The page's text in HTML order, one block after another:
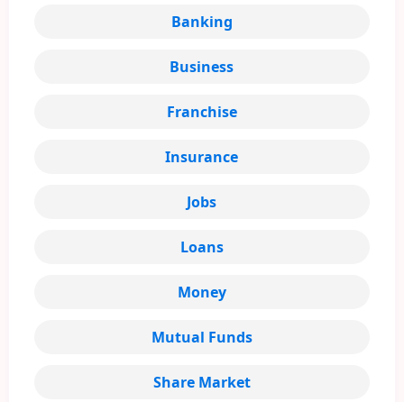
Banking
Business
Franchise
Insurance
Jobs
Loans
Money
Mutual Funds
Share Market